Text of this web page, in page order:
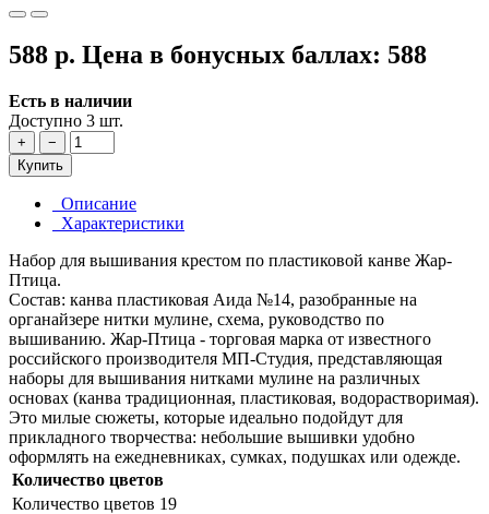
588 р. Цена в бонусных баллах: 588
Есть в наличии
Доступно 3 шт.
+
−
Купить
Описание
Характеристики
Набор для вышивания крестом по пластиковой канве Жар-
Птица.
Состав: канва пластиковая Аида №14, разобранные на
органайзере нитки мулине, схема, руководство по
вышиванию. Жар-Птица - торговая марка от известного
российского производителя МП-Студия, представляющая
наборы для вышивания нитками мулине на различных
основах (канва традиционная, пластиковая, водорастворимая).
Это милые сюжеты, которые идеально подойдут для
прикладного творчества: небольшие вышивки удобно
оформлять на ежедневниках, сумках, подушках или одежде.
Количество цветов
Количество цветов 19